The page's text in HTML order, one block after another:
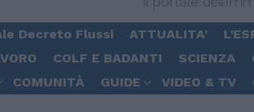
Decreto Flussi ATTUALITA’
COLF E BADANTI SCIENZA
COMUNITÀ GUIDE VIDEO & TV